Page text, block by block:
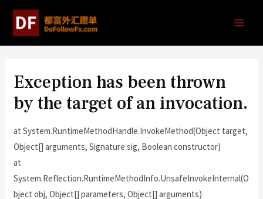
Exception has been thrown
by the target of an invocation.
at System.RuntimeMethodHandle.InvokeMethod(Object target,
Object[] arguments, Signature sig, Boolean constructor)
at
System.Reflection.RuntimeMethodInfo.UnsafeInvokeInternal(O
bject obj, Object[] parameters, Object[] arguments)